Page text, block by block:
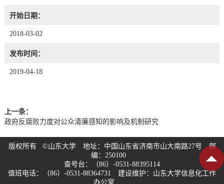
开始日期：
2018-03-02
发布时间：
2019-04-18
上一条：
政府反腐败力度对公众清廉感知的影响及机制研究
版权所有 ©山东大学 地址：中国山东省济南市山大南路27号 邮
编：250100
查号台：（86）-0531-88395114
值班电话：（86）-0531-88364731 建设维护：山东大学信息化工作
办公室